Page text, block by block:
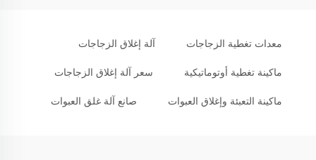
معدات تغطية الزجاجات آلة إغلاق الزجاجات
ماكينة تغطية أوتوماتيكية سعر آلة إغلاق الزجاجات
ماكينة التعبئة وإغلاق العبوات صانع آلة غلق العبوات